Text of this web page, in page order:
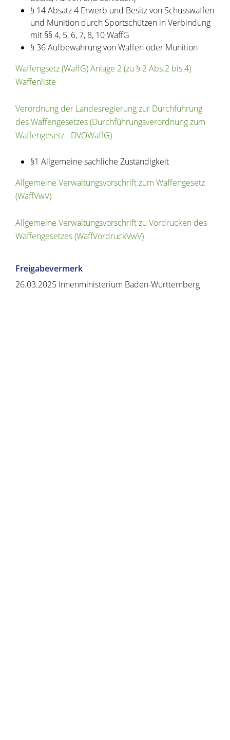
§ 14 Absatz 4 Erwerb und Besitz von Schusswaffen
und Munition durch Sportschützen in Verbindung
mit §§ 4, 5, 6, 7, 8, 10 WaffG
§ 36 Aufbewahrung von Waffen oder Munition
Waffengsetz (WaffG) Anlage 2 (zu § 2 Abs.2 bis 4)
Waffenliste
Verordnung der Landesregierung zur Durchführung
des Waffengesetzes (Durchführungsverordnung zum
Waffengesetz - DVOWaffG)
§1 Allgemeine sachliche Zuständigkeit
Allgemeine Verwaltungsvorschrift zum Waffengesetz
(WaffVwV)
Allgemeine Verwaltungsvorschrift zu Vordrucken des
Waffengesetzes (WaffVordruckVwV)
Freigabevermerk
26.03.2025 Innenministerium Baden-Württemberg